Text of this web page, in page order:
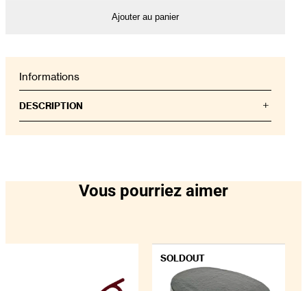
Ajouter au panier
Informations
DESCRIPTION
Un classique de Ligne Roset, le Togo de Michel
une construction en mousse de polyéther à densité
multiple et des housses matelassées, rendant
soirées paresseuses passées dans le plus grand
confort, le Togo Lounge est un meuble unique en
son genre ainsi que le complément parfait à une
chaise sectionnelle Togo.
Vous pourriez aimer
SOLDOUT